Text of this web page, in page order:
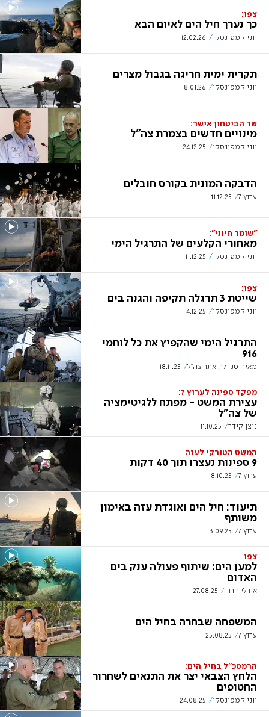
צפו:
כך נערך חיל הים לאיום הבא
יוני קמפינסקי 12.02.26
תקרית ימית חריגה בגבול מצרים
יוני קמפינסקי 8.01.26
שר הביטחון אישר:
מינויים חדשים בצמרת צה"ל
יוני קמפינסקי 24.12.25
הדבקה המונית בקורס חובלים
ערוץ 7 11.12.25
"שומר חיוני":
מאחורי הקלעים של התרגיל הימי
יוני קמפינסקי 11.12.25
צפו:
שייטת 3 תרגלה תקיפה והגנה בים
יוני קמפינסקי 4.12.25
התרגיל הימי שהקפיץ את כל לוחמי
916
מאיה סנדלר, אתר צה"ל 18.11.25
מפקד ספינה לערוץ 7:
עצירת המשט - מפתח ללגיטימציה
של צה"ל
ניצן קידר 11.10.25
המשט הטורקי לעזה
9 ספינות נעצרו תוך 40 דקות
ערוץ 7 8.10.25
תיעוד: חיל הים ואוגדת עזה באימון
משותף
ערוץ 7 3.09.25
צפו
למען הים: שיתוף פעולה ענק בים
האדום
אורלי הררי 27.08.25
המשפחה שבחרה בחיל הים
ערוץ 7 25.08.25
הרמטכ"ל בחיל הים:
הלחץ הצבאי יצר את התנאים לשחרור
החטופים
יוני קמפינסקי 24.08.25